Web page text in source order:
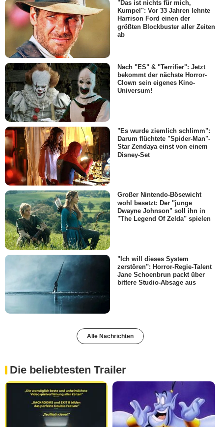
"Das ist nichts für mich,
Kumpel": Vor 33 Jahren lehnte
Harrison Ford einen der
größten Blockbuster aller Zeiten
ab
Nach "ES" & "Terrifier": Jetzt
bekommt der nächste Horror-
Clown sein eigenes Kino-
Universum!
"Es wurde ziemlich schlimm":
Darum flüchtete "Spider-Man"-
Star Zendaya einst von einem
Disney-Set
Großer Nintendo-Bösewicht
wohl besetzt: Der "junge
Dwayne Johnson" soll ihn in
"The Legend Of Zelda" spielen
"Ich will dieses System
zerstören": Horror-Regie-Talent
Jane Schoenbrun packt über
bittere Studio-Absage aus
Alle Nachrichten
Die beliebtesten Trailer